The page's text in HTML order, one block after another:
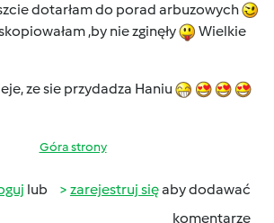
dotarłam do porad arbuzowych
,by nie zginęły
Wielkie
ze sie przydadza Haniu
Góra strony
lub zarejestruj sięaby dodawać
komentarze